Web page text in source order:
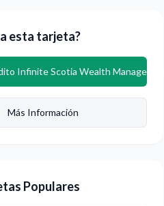
esta tarjeta?
Infinite Scotia Wealth Management
Más Información
Populares